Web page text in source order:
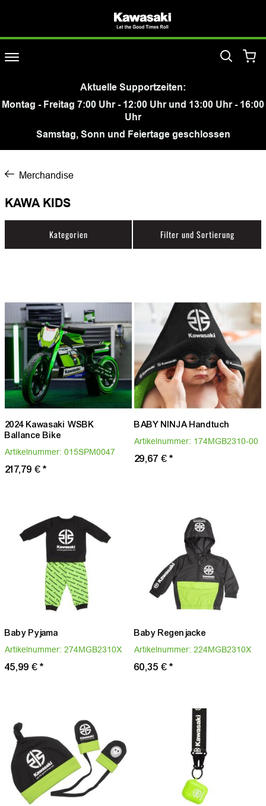
Aktuelle Supportzeiten:
Montag - Freitag 7:00 Uhr - 12:00 Uhr und 13:00 Uhr - 16:00
Uhr
Samstag, Sonn und Feiertage geschlossen
Merchandise
KAWA KIDS
Filter und Sortierung
Kategorien
2024 Kawasaki WSBK
Ballance Bike
Artikelnummer: 015SPM0047
217,79 €*
BABY NINJA Handtuch
Artikelnummer: 174MGB2310-00
29,67 €*
Baby Pyjama
Artikelnummer: 274MGB2310X
45,99 €*
Baby Regenjacke
Artikelnummer: 224MGB2310X
60,35 €*